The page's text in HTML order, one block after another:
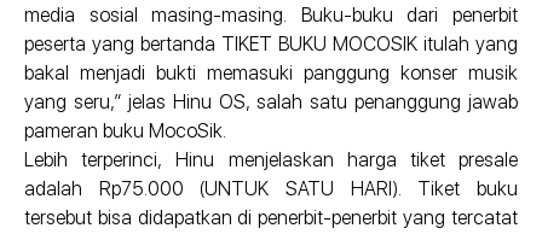
media sosial masing-masing. Buku-buku dari penerbit
peserta yang bertanda TIKET BUKU MOCOSIK itulah yang
bakal menjadi bukti memasuki panggung konser musik
yang seru,” jelas Hinu OS, salah satu penanggung jawab
pameran buku MocoSik.
Lebih terperinci, Hinu menjelaskan harga tiket presale
adalah Rp75.000 (UNTUK SATU HARI). Tiket buku
tersebut bisa didapatkan di penerbit-penerbit yang tercatat